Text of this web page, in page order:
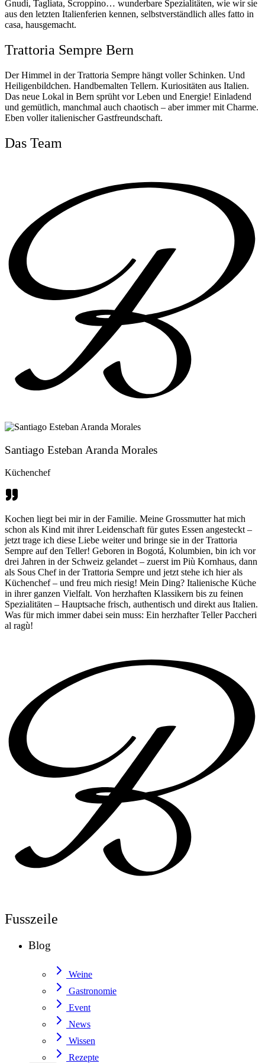
Gnudi, Tagliata, Scroppino… wunderbare Spezialitäten, wie wir sie
aus den letzten Italienferien kennen, selbstverständlich alles fatto in
casa, hausgemacht.
Trattoria Sempre Bern
Der Himmel in der Trattoria Sempre hängt voller Schinken. Und
Heiligenbildchen. Handbemalten Tellern. Kuriositäten aus Italien.
Das neue Lokal in Bern sprüht vor Leben und Energie! Einladend
und gemütlich, manchmal auch chaotisch – aber immer mit Charme.
Eben voller italienischer Gastfreundschaft.
Das Team
Santiago Esteban Aranda Morales
Küchenchef
Kochen liegt bei mir in der Familie. Meine Grossmutter hat mich
schon als Kind mit ihrer Leidenschaft für gutes Essen angesteckt –
jetzt trage ich diese Liebe weiter und bringe sie in der Trattoria
Sempre auf den Teller! Geboren in Bogotá, Kolumbien, bin ich vor
drei Jahren in der Schweiz gelandet – zuerst im Più Kornhaus, dann
als Sous Chef in der Trattoria Sempre und jetzt stehe ich hier als
Küchenchef – und freu mich riesig! Mein Ding? Italienische Küche
in ihrer ganzen Vielfalt. Von herzhaften Klassikern bis zu feinen
Spezialitäten – Hauptsache frisch, authentisch und direkt aus Italien.
Was für mich immer dabei sein muss: Ein herzhafter Teller Paccheri
al ragù!
Fusszeile
Blog
Weine
Gastronomie
Event
News
Wissen
Rezepte